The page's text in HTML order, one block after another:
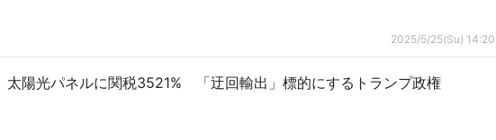
2025/5/25(Su) 14:20
太陽光パネルに関税3521% 「迂回輸出」標的にするトランプ政権